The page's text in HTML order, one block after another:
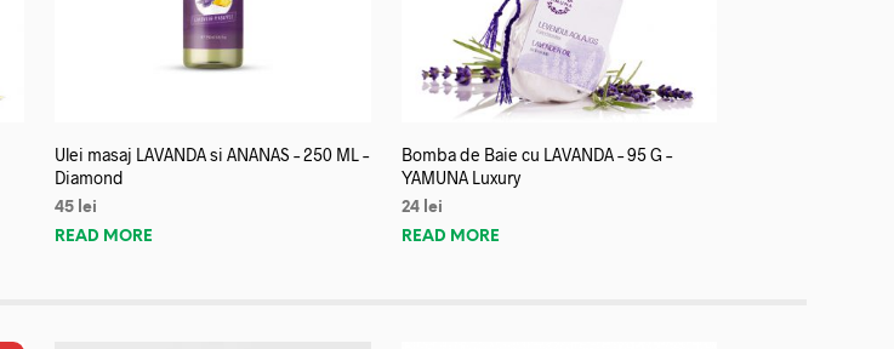
Ulei masaj LAVANDA si ANANAS – 250 ML –
Diamond
45 lei
READ MORE
Bomba de Baie cu LAVANDA – 95 G –
YAMUNA Luxury
24 lei
READ MORE